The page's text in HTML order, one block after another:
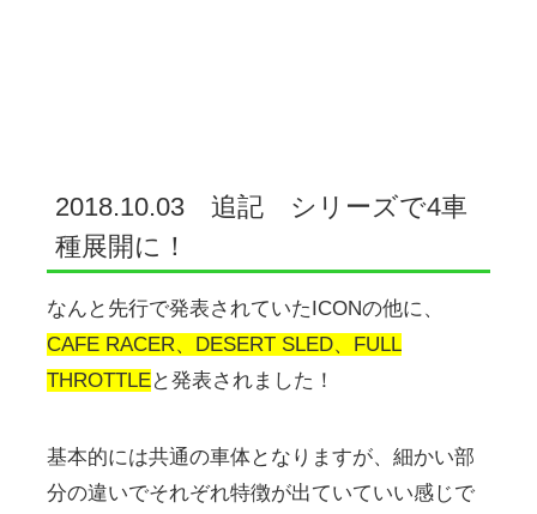
2018.10.03 追記 シリーズで4車
種展開に！
なんと先行で発表されていたICONの他に、
CAFE RACER、DESERT SLED、FULL
THROTTLEと発表されました！
基本的には共通の車体となりますが、細かい部
分の違いでそれぞれ特徴が出ていていい感じで